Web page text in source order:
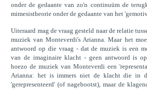
onder de gedaante van zo'n continuüm de
mimesistheorie onder de gedaante van het
Uiteraard mag de vraag gesteld naar de relatie
muziek van Monteverdi's Arianna. Maar het
antwoord op die vraag - dat de muziek is een
van de imaginaire klacht - geen antwoord is
hoezo de muziek van Monteverdi een
Arianna: het is immers niet de klacht die in
'gerepresenteerd' (of nagebootst), maar de